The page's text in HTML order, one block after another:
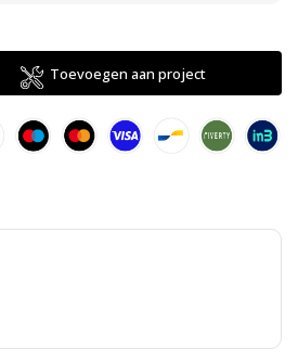
Toevoegen aan project